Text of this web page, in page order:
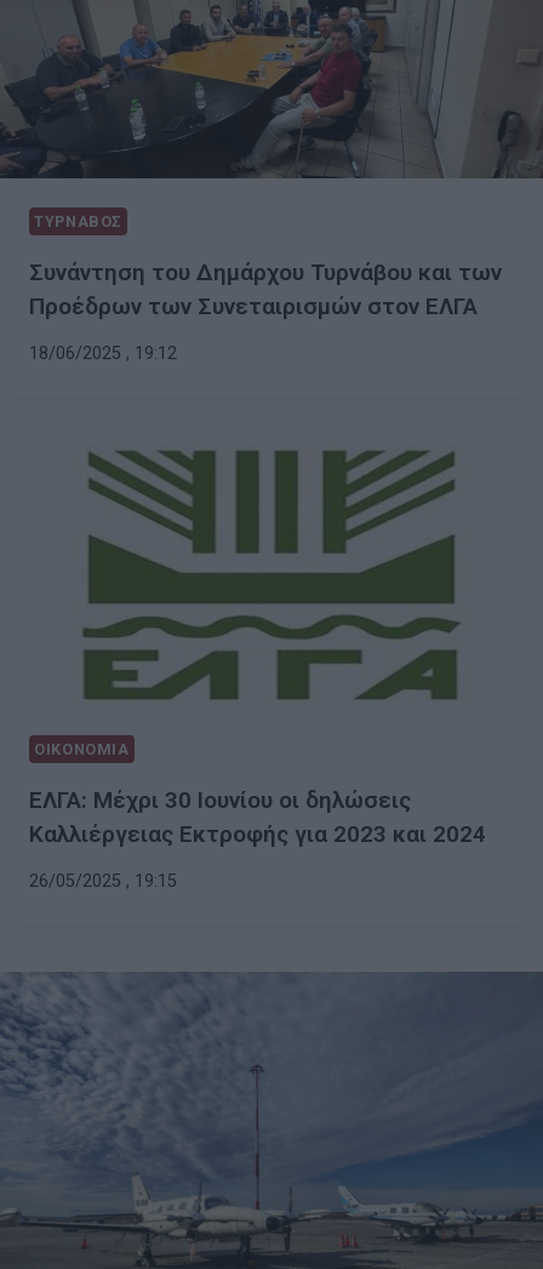
ΤΥΡΝΑΒΟΣ
Συνάντηση του Δημάρχου Τυρνάβου και των
Προέδρων των Συνεταιρισμών στον ΕΛΓΑ
18/06/2025 , 19:12
ΟΙΚΟΝΟΜΙΑ
ΕΛΓΑ: Mέχρι 30 Ιουνίου οι δηλώσεις
Καλλιέργειας Εκτροφής για 2023 και 2024
26/05/2025 , 19:15